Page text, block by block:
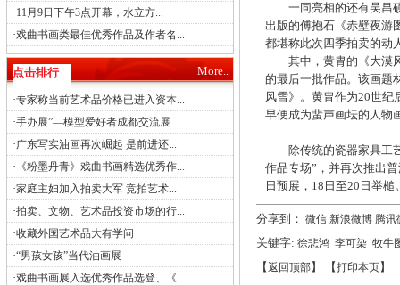
·11月9日下午3点开幕，水立方...
·戏曲书画类最佳优秀作品及作者名...
点击排行 More..
·专家称当前艺术品价格已进入资本...
·手办展”—模型爱好者成都交流展
·广东写实油画再次崛起 是前进还...
· 《粉墨丹青》戏曲书画精选优秀作...
·家庭主妇加入拍卖大军 竞拍艺术...
·拍卖、文物、艺术品投资市场的行...
·收藏外国艺术品大有学问
·“男孩女孩”当代油画展
·戏曲书画展入选优秀作品选登、《...
一同亮相的还有吴昌硕
出版的傅抱石《赤壁夜游
都堪称此次四季拍卖的动
其中，黄胄的《大漠风
的最后一批作品。该画题
风雪》。黄胄作为20世纪
早便成为蜚声画坛的人物
除传统的瓷器家具工艺
作品专场”，并再次推出
日预展，18日至20日举槌
分享到： 微信 新浪微博 腾讯
关键字: 徐悲鸿 李可染 牧牛
【返回顶部】 【打印本页】